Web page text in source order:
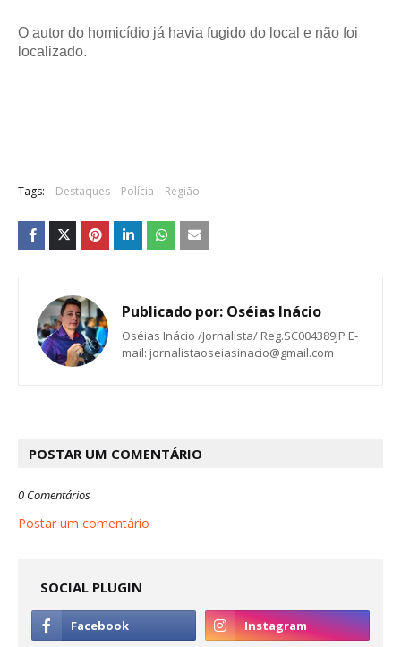
O autor do homicídio já havia fugido do local e não foi
localizado.
Tags: Destaques Polícia Região
Publicado por: Oséias Inácio
Oséias Inácio /Jornalista/ Reg.SC004389JP E-
mail: jornalistaoseiasinacio@gmail.com
POSTAR UM COMENTÁRIO
0 Comentários
Postar um comentário
SOCIAL PLUGIN